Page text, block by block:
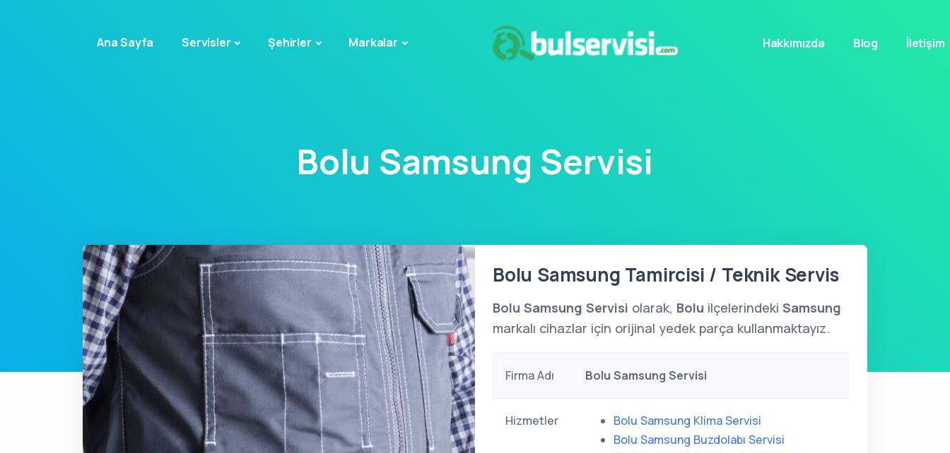
Ana Sayfa Servisler Şehirler Markalar Hakkımızda Blog İletişim
Bolu Samsung Servisi
Bolu Samsung Tamircisi / Teknik Servis
Bolu Samsung Servisi olarak, Bolu ilçelerindeki Samsung
markalı cihazlar için orijinal yedek parça kullanmaktayız.
Firma Adı Bolu Samsung Servisi
Hizmetler
Bolu Samsung Klima Servisi
Bolu Samsung Buzdolabı Servisi